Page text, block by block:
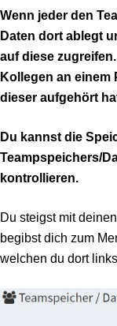
Wenn jeder den
Daten dort ablegt
auf diese
Kollegen an einem
dieser aufgehört
Du kannst die
Teampspeichers/
kontrollieren.
Du steigst mit
begibst dich zum
welchen du dort